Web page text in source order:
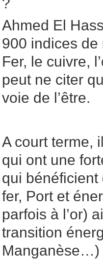
Ahmed El
900 indices
Fer, le cuivre,
peut ne citer
voie de l’être.
A court terme,
qui ont une
qui bénéficient
fer, Port et
parfois à l’or)
transition
Manganèse…)